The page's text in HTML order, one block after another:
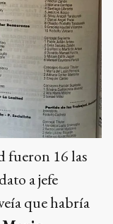
fueron 16 las
a jefe
que habría